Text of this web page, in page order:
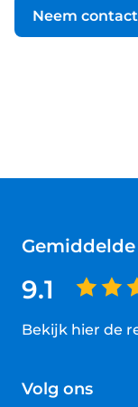
Neem
9.1
Bekijk hier de
van
Volg ons